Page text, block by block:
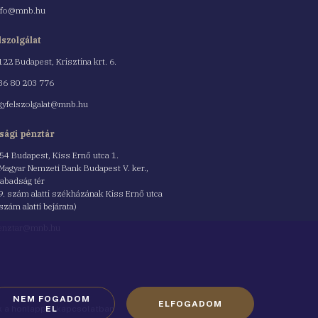
Budapest, Krisztina krt. 6.
80 203 776
pénztár
Budapest, Kiss Ernő utca 1.
Nemzeti Bank Budapest V. ker.,
tér
szám alatti székházának Kiss Ernő utca
alatti bejárata)
a honlappal kapcsolatban
NEM FOGADOM
EL
ELFOGADOM